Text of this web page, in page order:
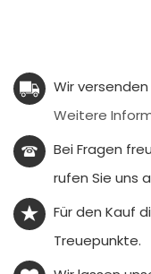
Wir
Weitere
Bei Fragen
rufen Sie uns
Für den Kauf
Treuepunkte.